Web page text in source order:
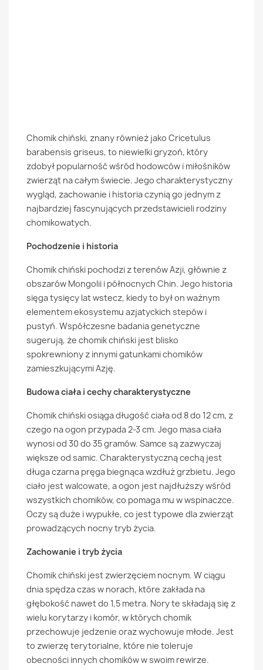
Chomik chiński, znany również jako Cricetulus
barabensis griseus, to niewielki gryzoń, który
zdobył popularność wśród hodowców i miłośników
zwierząt na całym świecie. Jego charakterystyczny
wygląd, zachowanie i historia czynią go jednym z
najbardziej fascynujących przedstawicieli rodziny
chomikowatych.
Pochodzenie i historia
Chomik chiński pochodzi z terenów Azji, głównie z
obszarów Mongolii i północnych Chin. Jego historia
sięga tysięcy lat wstecz, kiedy to był on ważnym
elementem ekosystemu azjatyckich stepów i
pustyń. Współczesne badania genetyczne
sugerują, że chomik chiński jest blisko
spokrewniony z innymi gatunkami chomików
zamieszkującymi Azję.
Budowa ciała i cechy charakterystyczne
Chomik chiński osiąga długość ciała od 8 do 12 cm, z
czego na ogon przypada 2-3 cm. Jego masa ciała
wynosi od 30 do 35 gramów. Samce są zazwyczaj
większe od samic. Charakterystyczną cechą jest
długa czarna pręga biegnąca wzdłuż grzbietu. Jego
ciało jest walcowate, a ogon jest najdłuższy wśród
wszystkich chomików, co pomaga mu w wspinaczce.
Oczy są duże i wypukłe, co jest typowe dla zwierząt
prowadzących nocny tryb życia.
Zachowanie i tryb życia
Chomik chiński jest zwierzęciem nocnym. W ciągu
dnia spędza czas w norach, które zakłada na
głębokość nawet do 1,5 metra. Nory te składają się z
wielu korytarzy i komór, w których chomik
przechowuje jedzenie oraz wychowuje młode. Jest
to zwierzę terytorialne, które nie toleruje
obecności innych chomików w swoim rewirze.